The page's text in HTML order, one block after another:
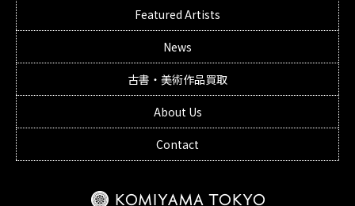
Featured Artists
News
古書・美術作品買取
About Us
Contact